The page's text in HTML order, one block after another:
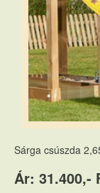
Sárga csúszda
Ár: 31.400,-